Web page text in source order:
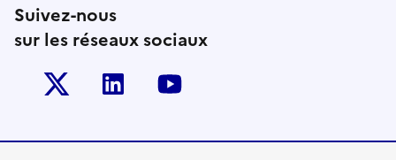
Suivez-nous
sur les réseaux sociaux
Twitter-x Linkedin